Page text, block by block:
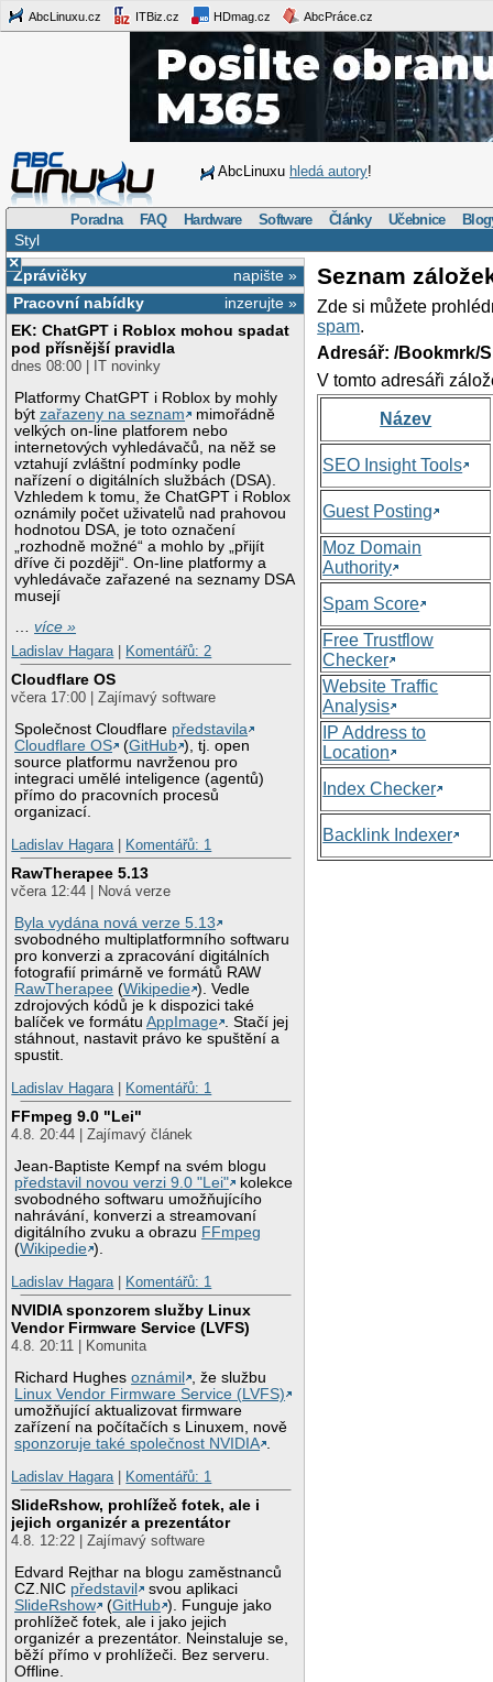
AbcLinuxu.cz ITBiz.cz HDmag.cz AbcPráce.cz
AbcLinuxu hledá autory!
Poradna FAQ Hardware Software Články Učebnice
Styl
×
napište »
Zprávičky
inzerujte »
Pracovní nabídky
EK: ChatGPT i Roblox mohou spadat
pod přísnější pravidla
dnes 08:00 | IT novinky
Platformy ChatGPT i Roblox by mohly
býtzařazeny na seznam
mimořádně
velkých on-line platforem nebo
internetových vyhledávačů, na něž se
vztahují zvláštní podmínky podle
nařízení o digitálních službách (DSA).
Vzhledem k tomu, že ChatGPT i Roblox
oznámily počet uživatelů nad prahovou
hodnotou DSA, je toto označení
„rozhodně možné“ a mohlo by „přijít
dříve či později“. On-line platformy a
vyhledávače zařazené na seznamy DSA
musejí
…více »
Ladislav Hagara
Komentářů: 2
Cloudflare OS
včera 17:00 | Zajímavý software
Společnost Cloudflare představila
Cloudflare OS
(GitHub ), tj. open
source platformu navrženou pro
integraci umělé inteligence (agentů)
přímo do pracovních procesů
organizací.
Ladislav Hagara
Komentářů: 1
RawTherapee 5.13
včera 12:44 | Nová verze
Byla vydána nová verze 5.13
svobodného multiplatformního softwaru
pro konverzi a zpracování digitálních
fotografií primárně ve formátů RAW
RawTherapee (Wikipedie ). Vedle
zdrojových kódů je k dispozici také
balíček ve formátuAppImage . Stačí jej
stáhnout, nastavit právo ke spuštění a
spustit.
Ladislav Hagara
Komentářů: 1
FFmpeg 9.0 "Lei"
4.8. 20:44 | Zajímavý článek
Jean-Baptiste Kempf na svém blogu
představil novou verzi 9.0 "Lei"
kolekce
svobodného softwaru umožňujícího
nahrávání, konverzi a streamovaní
digitálního zvuku a obrazu FFmpeg
(Wikipedie ).
Ladislav Hagara
Komentářů: 1
NVIDIA sponzorem služby Linux
Vendor Firmware Service (LVFS)
4.8. 20:11 | Komunita
Richard Hughesoznámil
, že službu
Linux Vendor Firmware Service (LVFS)
umožňující aktualizovat firmware
zařízení na počítačích s Linuxem, nově
sponzoruje také společnost NVIDIA .
Ladislav Hagara | Komentářů: 1
SlideRshow, prohlížeč fotek, ale i
jejich organizér a prezentátor
4.8. 12:22 | Zajímavý software
Edvard Rejthar na blogu zaměstnanců
CZ.NIC představil
svou aplikaci
SlideRshow
(GitHub ). Funguje jako
prohlížeč fotek, ale i jako jejich
organizér a prezentátor. Neinstaluje se,
běží přímo v prohlížeči. Bez serveru.
Offline.
Seznam
Zde si můžete
spam.
Adresář: /Bookmrk/
V tomto adresáři
Název
SEO Insight Tools
Guest Posting
Moz Domain
Authority
Spam Score
Free Trustflow
Checker
Website Traffic
Analysis
IP Address to
Location
Index Checker
Backlink Indexer